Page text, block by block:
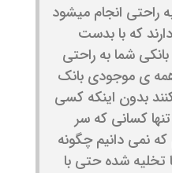
راحتی انجام میشود
که با بدست
شما به راحتی
ی موجودی بانک
بدون اینکه کسی
کسانی که سر
نمی دانیم چگونه
شده حتی با